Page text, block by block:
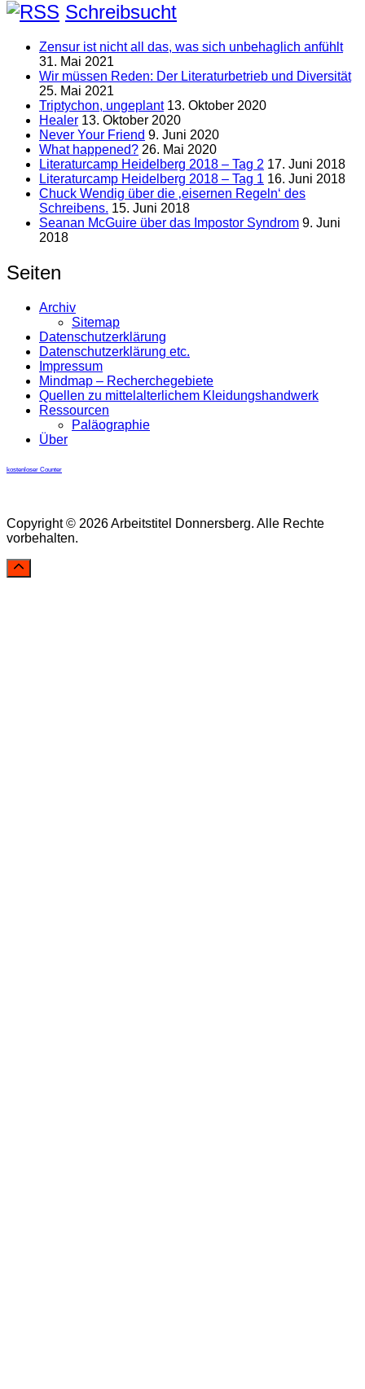
Schreibsucht
Zensur ist nicht all das, was sich unbehaglich anfühlt
31. Mai 2021
Wir müssen Reden: Der Literaturbetrieb und Diversität
25. Mai 2021
Triptychon, ungeplant 13. Oktober 2020
Healer 13. Oktober 2020
Never Your Friend 9. Juni 2020
What happened? 26. Mai 2020
Literaturcamp Heidelberg 2018 – Tag 2 17. Juni 2018
Literaturcamp Heidelberg 2018 – Tag 1 16. Juni 2018
Chuck Wendig über die ‚eisernen Regeln‘ des
Schreibens. 15. Juni 2018
Seanan McGuire über das Impostor Syndrom 9. Juni
2018
Seiten
Archiv
Sitemap
Datenschutzerklärung
Datenschutzerklärung etc.
Impressum
Mindmap – Recherchegebiete
Quellen zu mittelalterlichem Kleidungshandwerk
Ressourcen
Paläographie
Über
kostenloser Counter
Copyright © 2026 Arbeitstitel Donnersberg. Alle Rechte
vorbehalten.